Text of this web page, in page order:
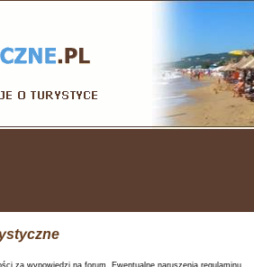
za wypowiedzi na forum. Ewentualne naruszenia regulaminu